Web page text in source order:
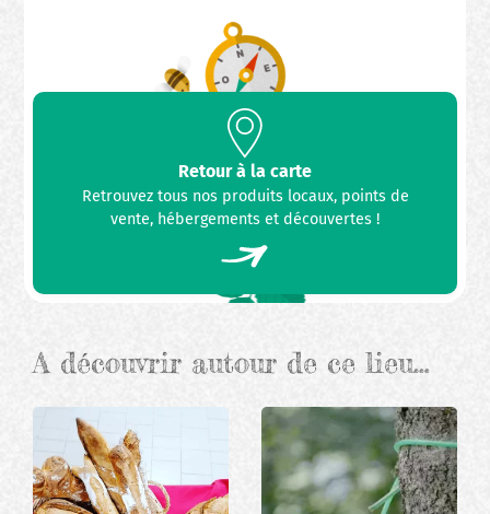
Retour à la carte
Retrouvez tous nos produits locaux, points de
vente, hébergements et découvertes !
A découvrir autour de ce lieu…